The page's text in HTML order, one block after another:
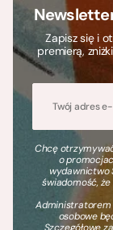
Zapisz się i
premierą,
Chcę
o
wydawnictwo
świadomość,
Administratorem
osobowe